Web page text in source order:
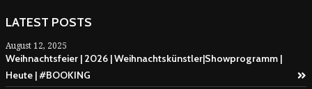
LATEST POSTS
August 12, 2025
Weihnachtsfeier | 2026 | Weihnachtskünstler|Showprogramm |
Heute | #BOOKING